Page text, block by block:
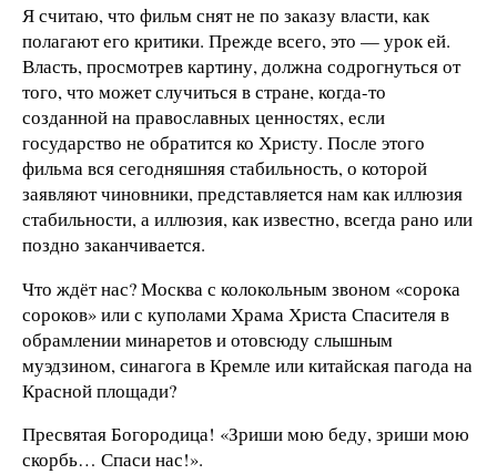
Я считаю, что фильм снят не по заказу власти, как
полагают его критики. Прежде всего, это — урок ей.
Власть, просмотрев картину, должна содрогнуться от
того, что может случиться в стране, когда-то
созданной на православных ценностях, если
государство не обратится ко Христу. После этого
фильма вся сегодняшняя стабильность, о которой
заявляют чиновники, представляется нам как иллюзия
стабильности, а иллюзия, как известно, всегда рано или
поздно заканчивается.
Что ждёт нас? Москва с колокольным звоном «сорока
сороков» или с куполами Храма Христа Спасителя в
обрамлении минаретов и отовсюду слышным
муэдзином, синагога в Кремле или китайская пагода на
Красной площади?
Пресвятая Богородица! «Зриши мою беду, зриши мою
скорбь… Спаси нас!».